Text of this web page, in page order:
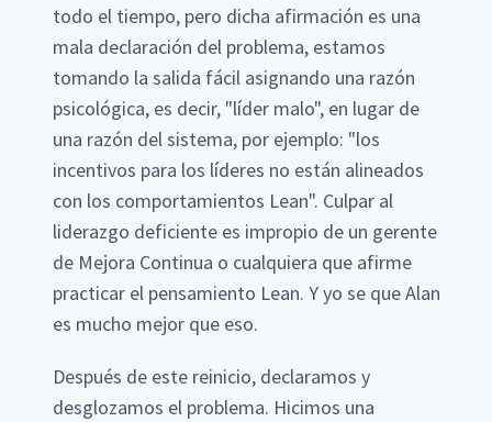
todo el tiempo, pero dicha afirmación es una
mala declaración del problema, estamos
tomando la salida fácil asignando una razón
psicológica, es decir, "líder malo", en lugar de
una razón del sistema, por ejemplo: "los
incentivos para los líderes no están alineados
con los comportamientos Lean". Culpar al
liderazgo deficiente es impropio de un gerente
de Mejora Continua o cualquiera que afirme
practicar el pensamiento Lean. Y yo se que Alan
es mucho mejor que eso.
Después de este reinicio, declaramos y
desglozamos el problema. Hicimos una